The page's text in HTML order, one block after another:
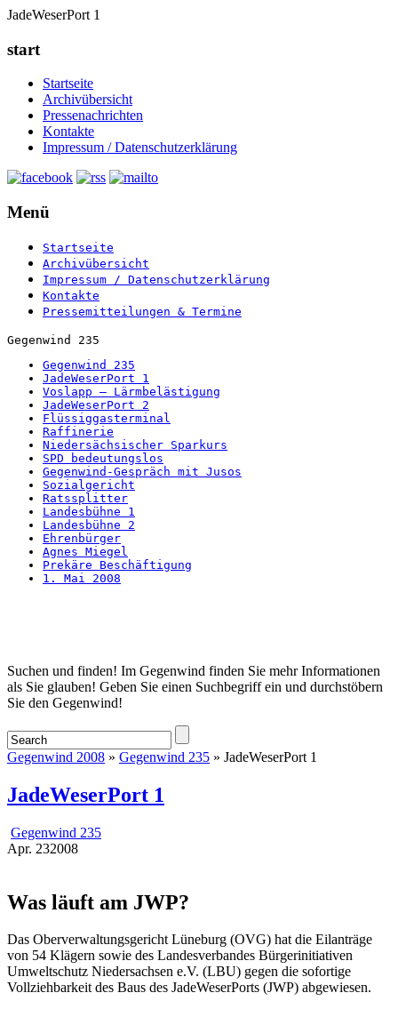
JadeWeserPort 1
start
Startseite
Archivübersicht
Pressenachrichten
Kontakte
Impressum / Datenschutzerklärung
Menü
Startseite
Archivübersicht
Impressum / Datenschutzerklärung
Kontakte
Pressemitteilungen & Termine
Gegenwind 235
Gegenwind 235
JadeWeserPort 1
Voslapp – Lärmbelästigung
JadeWeserPort 2
Flüssiggasterminal
Raffinerie
Niedersächsischer Sparkurs
SPD bedeutungslos
Gegenwind-Gespräch mit Jusos
Sozialgericht
Ratssplitter
Landesbühne 1
Landesbühne 2
Ehrenbürger
Agnes Miegel
Prekäre Beschäftigung
1. Mai 2008
Startseite
Suchen und finden! Im Gegenwind finden Sie mehr Informationen
als Sie glauben! Geben Sie einen Suchbegriff ein und durchstöbern
Sie den Gegenwind!
Gegenwind 2008 » Gegenwind 235 » JadeWeserPort 1
JadeWeserPort 1
Gegenwind 235
Apr. 232008
Was läuft am JWP?
Das Oberverwaltungsgericht Lüneburg (OVG) hat die Eilanträge
von 54 Klägern sowie des Landesverbandes Bürgerinitiativen
Umweltschutz Niedersachsen e.V. (LBU) gegen die sofortige
Vollziehbarkeit des Baus des JadeWeserPorts (JWP) abgewiesen.